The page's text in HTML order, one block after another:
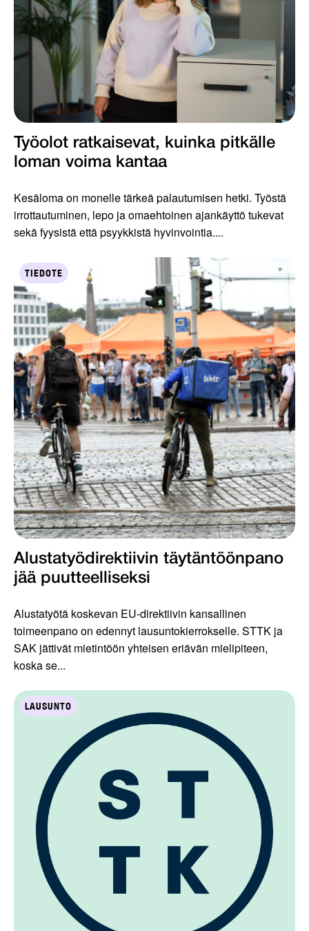
Työolot ratkaisevat, kuinka pitkälle
loman voima kantaa
Kesäloma on monelle tärkeä palautumisen hetki. Työstä
irrottautuminen, lepo ja omaehtoinen ajankäyttö tukevat
sekä fyysistä että psyykkistä hyvinvointia....
TIEDOTE
Alustatyödirektiivin täytäntöönpano
jää puutteelliseksi
Alustatyötä koskevan EU-direktiivin kansallinen
toimeenpano on edennyt lausuntokierrokselle. STTK ja
SAK jättivät mietintöön yhteisen eriävän mielipiteen,
koska se...
LAUSUNTO